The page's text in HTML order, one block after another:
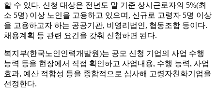
할 수 있다. 신청 대상은 전년도 말 기준 상시근로자의 5%(최
소 5명) 이상 노인을 고용하고 있으며, 신규로 고령자 5명 이상
을 고용하고자 하는 공공기관, 비영리법인, 협동조합 등이다.
채용계획 등 관련 요건을 갖춰 신청하면 된다.
복지부(한국노인인력개발원)는 공모 신청 기업의 사업 수행
능력 등을 현장에서 직접 확인하고 사업내용, 수행 능력, 사업
효과, 예산 적합성 등을 종합적으로 심사해 고령자친화기업을
선정한다.